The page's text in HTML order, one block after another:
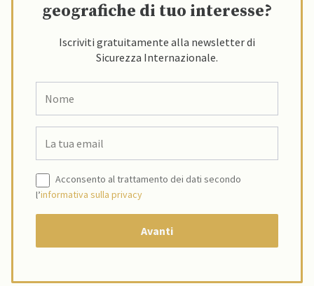
geografiche di tuo interesse?
Iscriviti gratuitamente alla newsletter di
Sicurezza Internazionale.
Acconsento al trattamento dei dati secondo
l’informativa sulla privacy